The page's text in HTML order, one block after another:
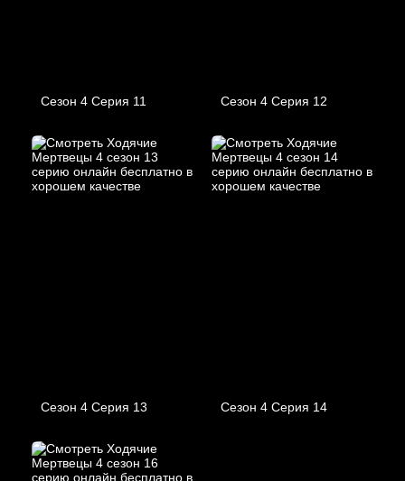
Сезон 4 Серия 11 Сезон 4 Серия 12
Сезон 4 Серия 13 Сезон 4 Серия 14